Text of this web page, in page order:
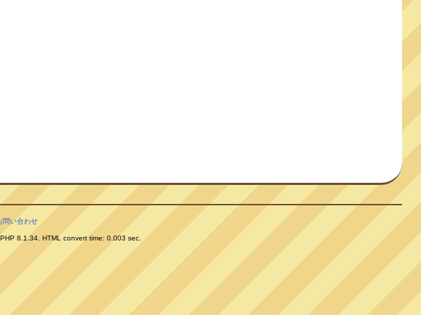
問い合わせ
8.1.34. HTML convert time: 0.003 sec.